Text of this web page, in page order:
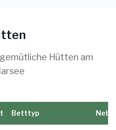
Hütten am
Betttyp